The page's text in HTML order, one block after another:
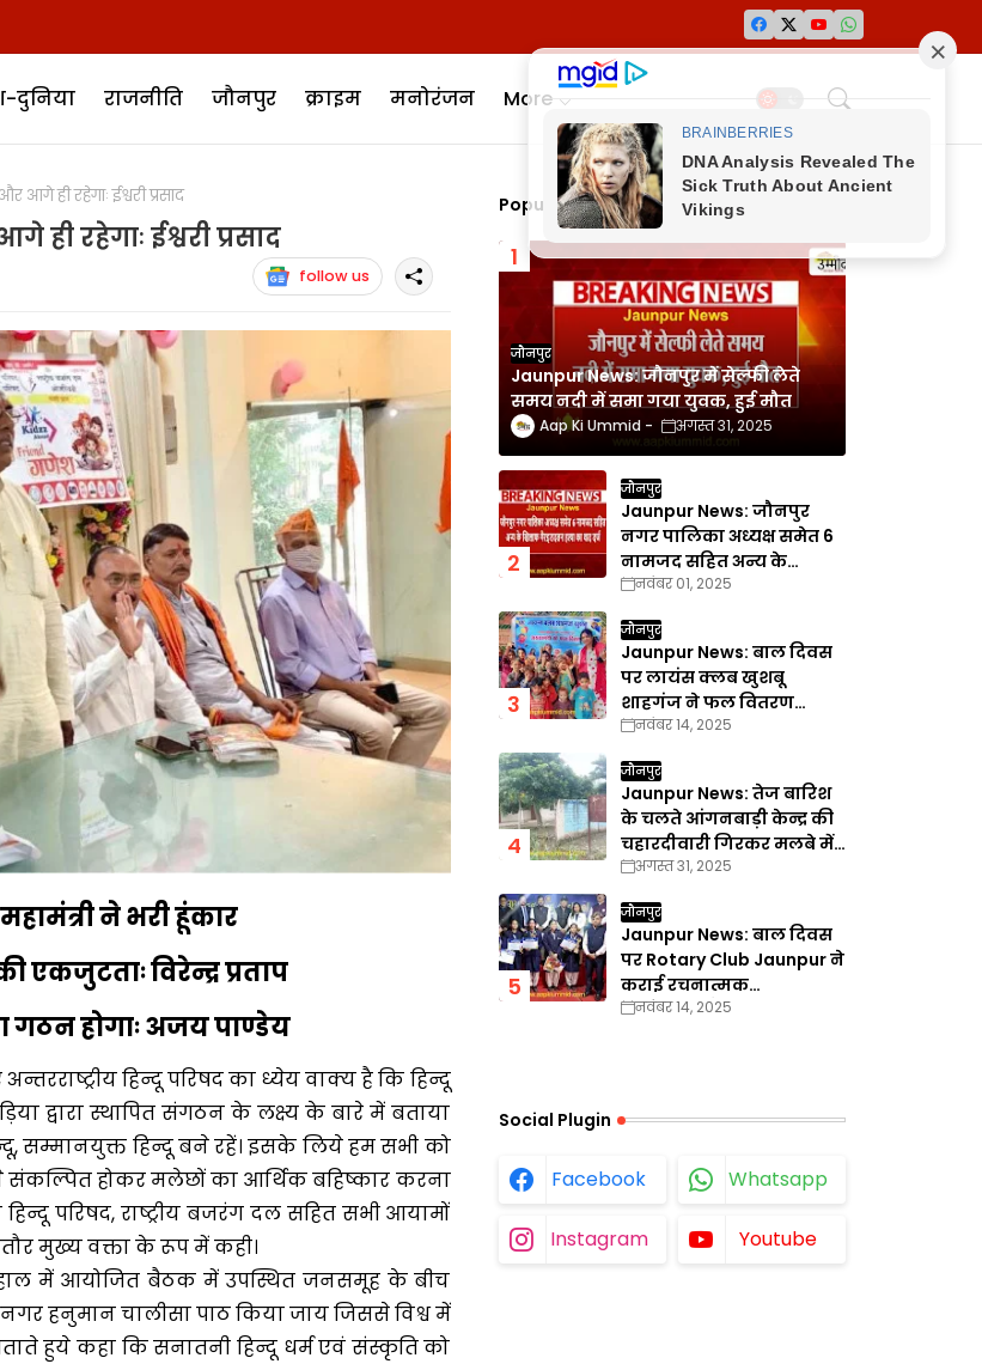
दुनिया राजनीति जौनपुर क्राइम मनोरंजन More
ही रहेगाः ईश्वरी प्रसाद
रहेगाः ईश्वरी प्रसाद
follow us
ने भरी हूंकार
एकजुटताः विरेन्द्र प्रताप
गठन होगाः अजय पाण्डेय
हिन्दू परिषद का ध्येय वाक्य है कि हिन्दू
द्वारा स्थापित संगठन के लक्ष्य के बारे में बताया
सम्मानयुक्त हिन्दू बने रहें। इसके लिये हम सभी को
संकल्पित होकर मलेछों का आर्थिक बहिष्कार करना
हिन्दू परिषद, राष्ट्रीय बजरंग दल सहित सभी आयामों
मुख्य वक्ता के रूप में कही।
में आयोजित बैठक में उपस्थित जनसमूह के बीच
हनुमान चालीसा पाठ किया जाय जिससे विश्व में
हुये कहा कि सनातनी हिन्दू धर्म एवं संस्कृति को
Popular Posts
जौनपुर
Jaunpur News: जौनपुर में सेल्फी लेते
समय नदी में समा गया युवक, हुई मौत
Aap Ki Ummid अगस्त 31, 2025
जौनपुर
Jaunpur News: जौनपुर
नगर पालिका अध्यक्ष समेत 6
नामजद सहित अन्य के
खिलाफ गैरइरादतन हत्या का
नवंबर 01, 2025
जौनपुर
Jaunpur News: बाल दिवस
पर लायंस क्लब खुशबू
शाहगंज ने फल वितरण
कार्यक्रम का किया आयोजन
नवंबर 14, 2025
जौनपुर
Jaunpur News: तेज बारिश
के चलते आंगनबाड़ी केन्द्र की
चहारदीवारी गिरकर मलबे में
तब्दील
अगस्त 31, 2025
जौनपुर
Jaunpur News: बाल दिवस
पर Rotary Club Jaunpur ने
कराई रचनात्मक
प्रतियोगिताएँ
नवंबर 14, 2025
Social Plugin
Facebook Whatsapp
Instagram Youtube